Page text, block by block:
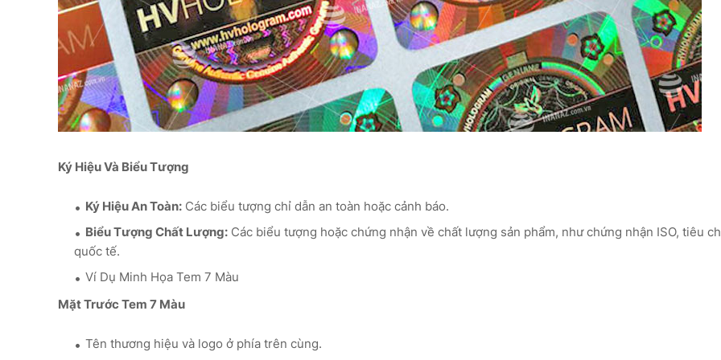
Ký Hiệu Và Biểu Tượng
Ký Hiệu An Toàn: Các biểu tượng chỉ dẫn an toàn hoặc cảnh báo.
Biểu Tượng Chất Lượng: Các biểu tượng hoặc chứng nhận về chất lượng sản phẩm, như chứng nhận ISO, tiêu
quốc tế.
Ví Dụ Minh Họa Tem 7 Màu
Mặt Trước Tem 7 Màu
Tên thương hiệu và logo ở phía trên cùng.